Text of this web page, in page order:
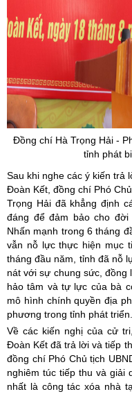
Đồng chí Hà Trọng Hải -
tỉnh phát
Sau khi nghe các ý kiến trả
Đoàn Kết, đồng chí Phó
Trọng Hải đã khẳng định
đáng để đảm bảo cho đời
Nhấn mạnh trong 6 tháng
vẫn nỗ lực thực hiện mục
tháng đầu năm, tỉnh đã nỗ
nát với sự chung sức, đồng
hảo tâm và tự lực của bà
mô hình chính quyền địa
phương trong tỉnh phát triển.
Về các kiến nghị của cử
Đoàn Kết đã trả lời và tiếp
đồng chí Phó Chủ tịch
nghiêm túc tiếp thu và giải
nhất là công tác xóa nhà